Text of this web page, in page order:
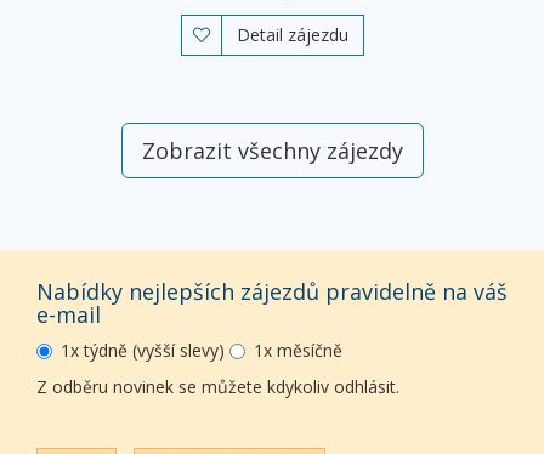
 Detail zájezdu
Zobrazit všechny zájezdy
Nabídky nejlepších zájezdů pravidelně na váš
e-mail
1x týdně (vyšší slevy)
1x měsíčně
Z odběru novinek se můžete kdykoliv odhlásit.